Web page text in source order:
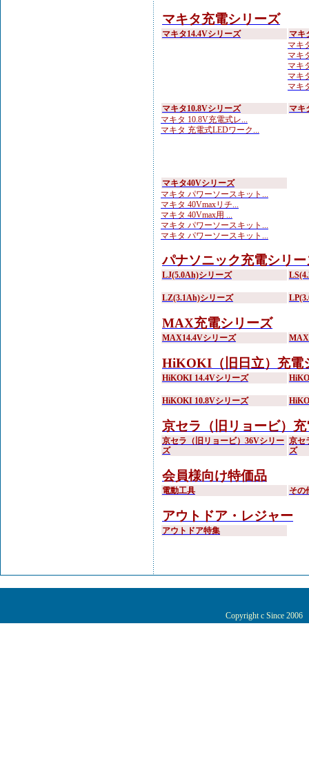
マキタ充電シリーズ
マキタ14.4Vシリーズ
マキ
マキ
マキ
マキ
マキ
マキ
マキタ10.8Vシリーズ
マキタ 10.8V充電式レ...
マキタ 充電式LEDワーク...
マキ
マキタ40Vシリーズ
マキタ パワーソースキット...
マキタ 40Vmaxリチ...
マキタ 40Vmax用 ...
マキタ パワーソースキット...
マキタ パワーソースキット...
パナソニック充電シリー
LJ(5.0Ah)シリーズ
LZ(3.1Ah)シリーズ
MAX充電シリーズ
MAX14.4Vシリーズ
HiKOKI（旧日立）充電
HiKOKI 14.4Vシリーズ
HiKOKI 10.8Vシリーズ
京セラ（旧リョービ）
京セラ（旧リョービ）36Vシリー
ズ
京セ
ズ
会員様向け特価品
電動工具 その
アウトドア・レジャー
アウトドア特集
Copyright c Since